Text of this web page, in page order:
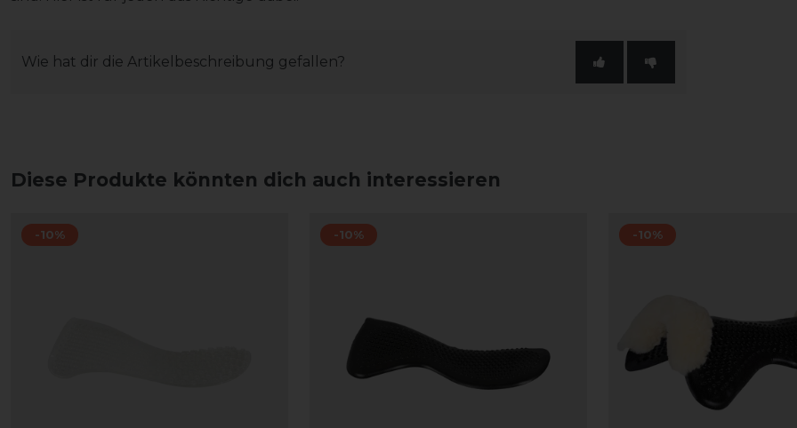
Wie hat dir die Artikelbeschreibung gefallen?
Diese Produkte könnten dich auch interessieren
-10% -10% -10%